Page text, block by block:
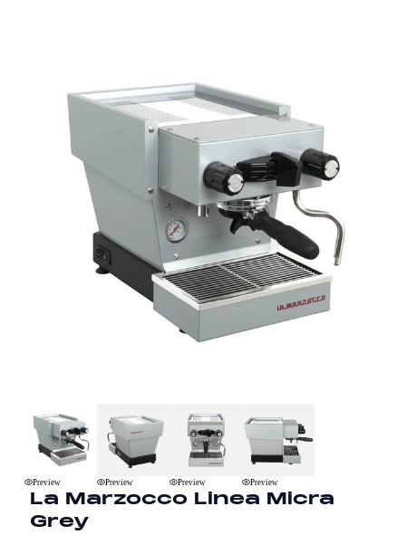
Preview Preview Preview Preview
La Marzocco Linea Micra
Grey